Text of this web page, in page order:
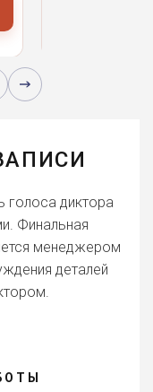
голоса диктора
Финальная
менеджером
деталей